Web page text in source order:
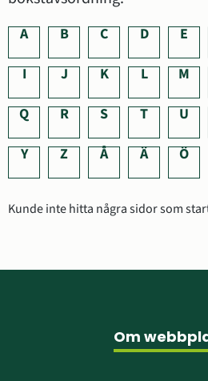
A B C D E
I
J K L M
Q
R S T U
Y
Z Å Ä Ö
Kunde inte hitta några sidor som
Om